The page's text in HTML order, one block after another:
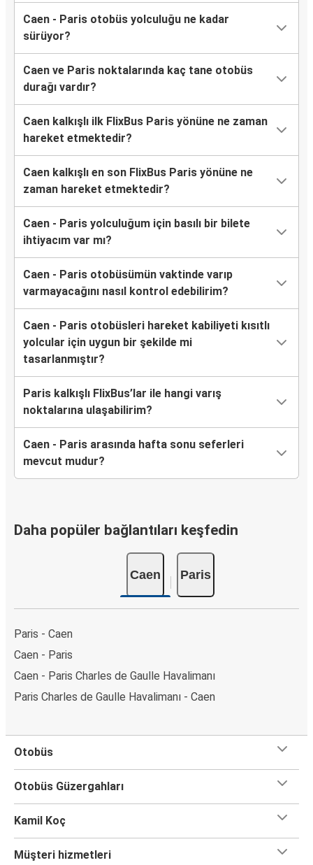
Caen - Paris otobüs yolculuğu ne kadar
sürüyor?
Caen ve Paris noktalarında kaç tane otobüs
durağı vardır?
Caen kalkışlı ilk FlixBus Paris yönüne ne zaman
hareket etmektedir?
Caen kalkışlı en son FlixBus Paris yönüne ne
zaman hareket etmektedir?
Caen - Paris yolculuğum için basılı bir bilete
ihtiyacım var mı?
Caen - Paris otobüsümün vaktinde varıp
varmayacağını nasıl kontrol edebilirim?
Caen - Paris otobüsleri hareket kabiliyeti kısıtlı
yolcular için uygun bir şekilde mi
tasarlanmıştır?
Paris kalkışlı FlixBus’lar ile hangi varış
noktalarına ulaşabilirim?
Caen - Paris arasında hafta sonu seferleri
mevcut mudur?
Daha popüler bağlantıları keşfedin
Caen Paris
Paris - Caen
Caen - Paris
Caen - Paris Charles de Gaulle Havalimanı
Paris Charles de Gaulle Havalimanı - Caen
Otobüs
Otobüs Güzergahları
Kamil Koç
Müşteri hizmetleri